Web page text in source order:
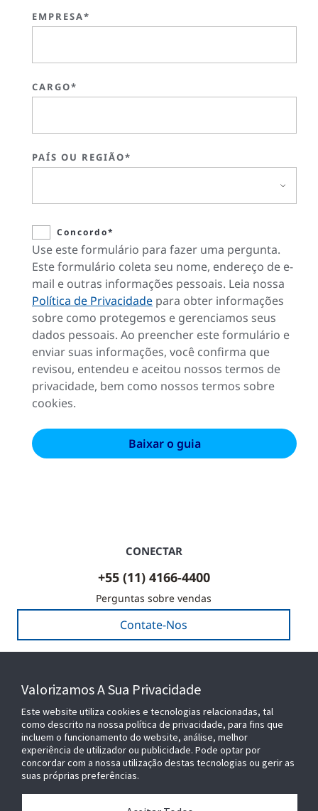
EMPRESA*
CARGO*
PAÍS OU REGIÃO*
Concordo*
Use este formulário para fazer uma pergunta.
Este formulário coleta seu nome, endereço de e-
mail e outras informações pessoais. Leia nossa
Política de Privacidade para obter informações
sobre como protegemos e gerenciamos seus
dados pessoais. Ao preencher este formulário e
enviar suas informações, você confirma que
revisou, entendeu e aceitou nossos termos de
privacidade, bem como nossos termos sobre
cookies.
CONECTAR
+55 (11) 4166-4400
Perguntas sobre vendas
Contate-Nos
SEJA NOSSO PARCEIRO
Valorizamos A Sua Privacidade
Este website utiliza cookies e tecnologias relacionadas, tal
como descrito na nossa política de privacidade, para fins que
incluem o funcionamento do website, análise, melhor
experiência de utilizador ou publicidade. Pode optar por
concordar com a nossa utilização destas tecnologias ou gerir as
suas próprias preferências.